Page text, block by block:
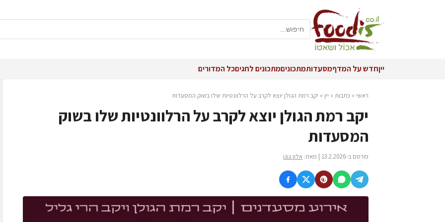
ייןחדש על המדףמסעדותמתכוניםמתכונים לחגיםכל המדורים
ראשי » כתבות » יין » יקב רמת הגולן יוצא לקרב על הרלוונטיות שלו בשוק המסעדות
יקב רמת הגולן יוצא לקרב על הרלוונטיות שלו בשוק
המסעדות
פורסם ב-13.2.2026 | מאת: אלון גונן